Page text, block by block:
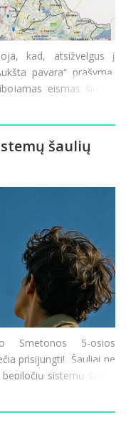
kad, atsižvelgus į
pavara“ prašymą,
eismas šiuose
šaulių
Smetonos 5-osios
prisijungti! Šauliai ne
sistemų šaulių
kurie tu